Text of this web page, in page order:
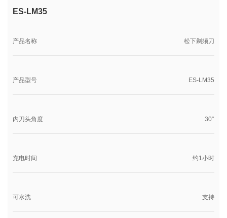
ES-LM35
产品名称 松下剃须刀
产品型号 ES-LM35
内刀头角度 30°
充电时间 约1小时
可水洗 支持